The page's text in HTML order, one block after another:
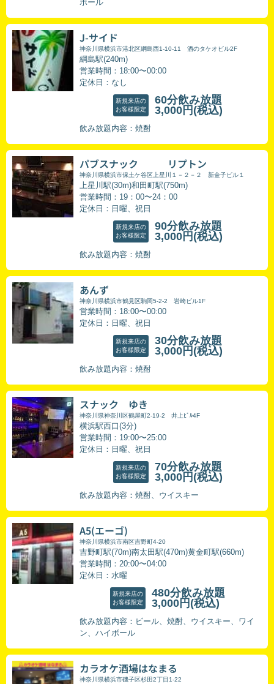
ボール
J-サイド
神奈川県横浜市港北区綱島西1-10-11 酒のタケオビル2F
綱島駅(240m)
営業時間：18:00〜00:00
定休日：なし
新規来店の
お客様限定
60分飲み放題
3,000円 (税込)
飲み放題内容：焼酎
パブスナック リプトン
神奈川県横浜市保土ケ谷区上星川１－２－２ 新金子ビル１
上星川駅(30m)和田町駅(750m)
営業時間：19：00〜24：00
定休日：日曜、祝日
新規来店の
お客様限定
90分飲み放題
3,000円 (税込)
飲み放題内容：焼酎
あんず
神奈川県横浜市鶴見区駒岡5-2-2 岩崎ビル1F
営業時間：18:00〜00:00
定休日：日曜、祝日
新規来店の
お客様限定
30分飲み放題
3,000円 (税込)
飲み放題内容：焼酎
スナック ゆき
神奈川県神奈川区鶴屋町2-19-2 井上ﾋﾞﾙ4F
横浜駅西口(3分)
営業時間：19:00〜25:00
定休日：日曜、祝日
新規来店の
お客様限定
70分飲み放題
3,000円 (税込)
飲み放題内容：焼酎、ウイスキー
A5(エーゴ)
神奈川県横浜市南区吉野町4-20
吉野町駅(70m)南太田駅(470m)黄金町駅(660m)
営業時間：20:00〜04:00
定休日：水曜
新規来店の
お客様限定
480分飲み放題
3,000円 (税込)
飲み放題内容：ビール、焼酎、ウイスキー、ワイ
ン、ハイボール
カラオケ酒場はなまる
神奈川県横浜市磯子区杉田2丁目1-22